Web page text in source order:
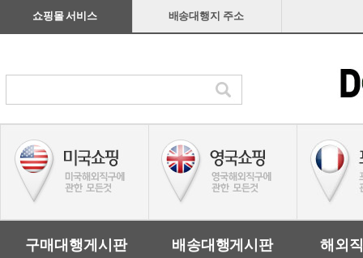
쇼핑몰 서비스 배송대행지 주소
구매대행게시판 배송대행게시판 해외